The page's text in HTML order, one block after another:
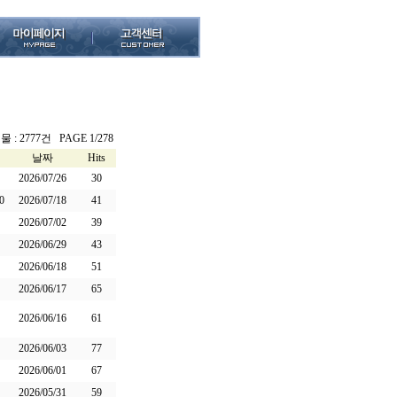
: 2777건 PAGE 1/278
날짜
Hits
2026/07/26
30
2026/07/18
41
2026/07/02
39
2026/06/29
43
2026/06/18
51
2026/06/17 65
2026/06/16 61
2026/06/03
77
2026/06/01
67
2026/05/31 59